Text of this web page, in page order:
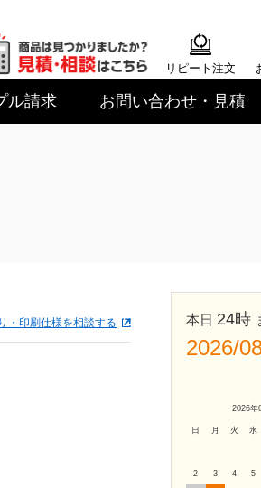
リピート注文
ル請求 お問い合わせ・見積
・印刷仕様を相談する 本日 24時
2026/
2026年
日 月 火 水
2 3 4 5